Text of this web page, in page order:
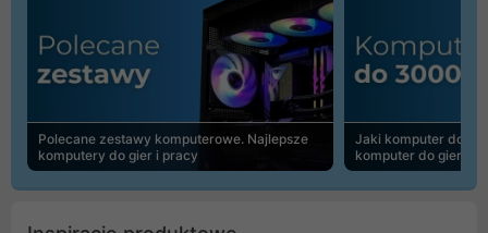
Polecane zestawy komputerowe. Najlepsze
komputery do gier i pracy
Jaki komputer do
komputer do gier |